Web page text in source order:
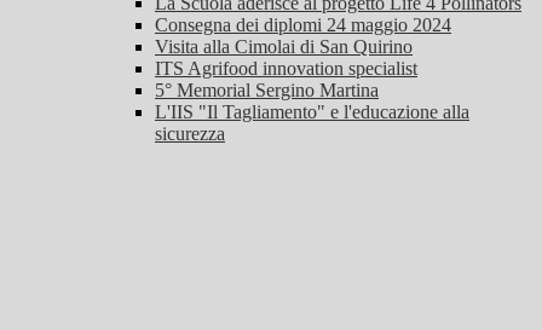
Consegna dei diplomi 24 maggio 2024
Visita alla Cimolai di San Quirino
ITS Agrifood innovation specialist
5° Memorial Sergino Martina
L'IIS "Il Tagliamento" e l'educazione alla
sicurezza